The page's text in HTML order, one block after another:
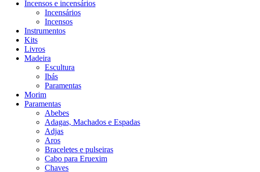
Incensos e incensários
Incensários
Incensos
Instrumentos
Kits
Livros
Madeira
Escultura
Ibás
Paramentas
Morim
Paramentas
Abebes
Adagas, Machados e Espadas
Adjas
Aros
Braceletes e pulseiras
Cabo para Eruexim
Chaves